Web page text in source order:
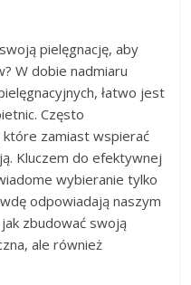
pielęgnację, aby
W dobie nadmiaru
łatwo jest
Często
zamiast wspierać
Kluczem do efektywnej
wybieranie tylko
odpowiadają naszym
zbudować swoją
ale również